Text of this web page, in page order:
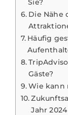
Sie?
Die Nähe
Häufig
Gäste?
Wie kann
Jahr 2024